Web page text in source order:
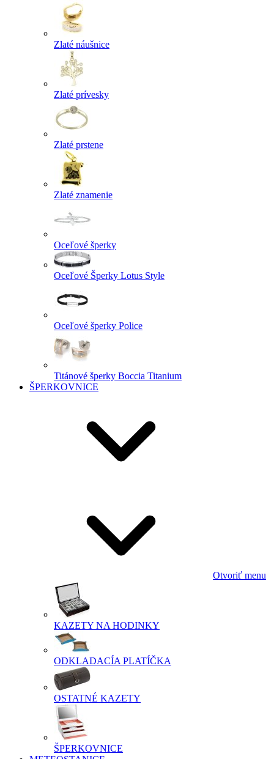
Zlaté náušnice
Zlaté prívesky
Zlaté prstene
Zlaté znamenie
Oceľové šperky
Oceľové Šperky Lotus Style
Oceľové šperky Police
Titánové šperky Boccia Titanium
ŠPERKOVNICE
Otvoriť menu
KAZETY NA HODINKY
ODKLADACÍA PLATÍČKA
OSTATNÉ KAZETY
ŠPERKOVNICE